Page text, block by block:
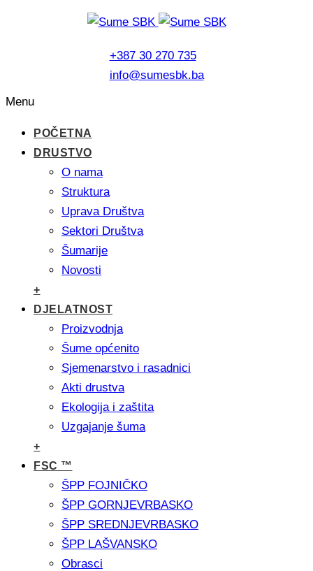
+387 30 270 735
info@sumesbk.ba
Menu
POČETNA
DRUSTVO
O nama
Struktura
Uprava Društva
Sektori Društva
Šumarije
Novosti
+
DJELATNOST
Proizvodnja
Šume općenito
Sjemenarstvo i rasadnici
Akti drustva
Ekologija i zaštita
Uzgajanje šuma
+
FSC ™
ŠPP FOJNIČKO
ŠPP GORNJEVRBASKO
ŠPP SREDNJEVRBASKO
ŠPP LAŠVANSKO
Obrasci